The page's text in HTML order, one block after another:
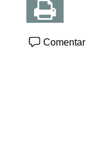
Comentar